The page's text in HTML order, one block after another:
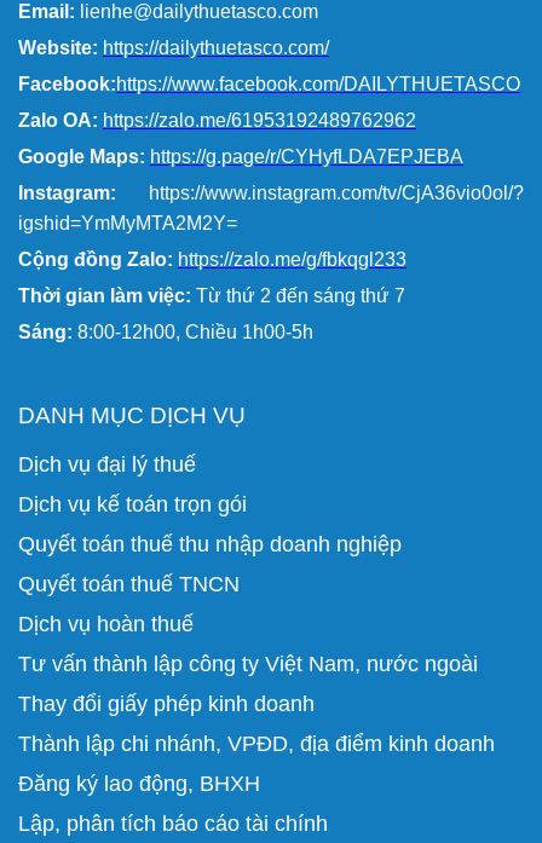
Email: lienhe@dailythuetasco.com
Website: https://dailythuetasco.com/
Facebook:https://www.facebook.com/DAILYTHUETASCO
Zalo OA: https://zalo.me/61953192489762962
Google Maps: https://g.page/r/CYHyfLDA7EPJEBA
Instagram:
https://www.instagram.com/tv/CjA36vio0ol/?
igshid=YmMyMTA2M2Y=
Cộng đồng Zalo: https://zalo.me/g/fbkqgl233
Thời gian làm việc: Từ thứ 2 đến sáng thứ 7
Sáng: 8:00-12h00, Chiều 1h00-5h
DANH MỤC DỊCH VỤ
Dịch vụ đại lý thuế
Dịch vụ kế toán trọn gói
Quyết toán thuế thu nhập doanh nghiệp
Quyết toán thuế TNCN
Dịch vụ hoàn thuế
Tư vấn thành lập công ty Việt Nam, nước ngoài
Thay đổi giấy phép kinh doanh
Thành lập chi nhánh, VPĐD, địa điểm kinh doanh
Đăng ký lao động, BHXH
Lập, phân tích báo cáo tài chính